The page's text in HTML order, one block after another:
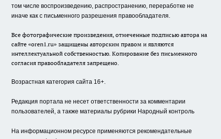
том числе воспроизведению, распространению, переработке не
иначе как с письменного разрешения правообладателя.
Все фотографические произведения, отмеченные подписью автора на
сайте «oren1.ru» защищены авторским правом и являются
интеллектуальной собственностью. Копирование без письменного
согласия правообладателя запрещено.
Возрастная категория сайта 16+.
Редакция портала не несет ответственности за комментарии
пользователей, а также материалы рубрики Народный контроль
На информационном ресурсе применяются рекомендательные